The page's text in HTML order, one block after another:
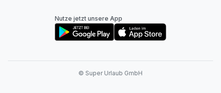
Nutze jetzt unsere App
© Super Urlaub GmbH